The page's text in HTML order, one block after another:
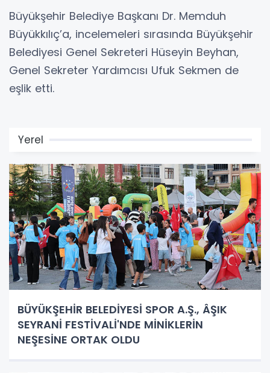
Büyükşehir Belediye Başkanı Dr. Memduh
Büyükkılıç’a, incelemeleri sırasında Büyükşehir
Belediyesi Genel Sekreteri Hüseyin Beyhan,
Genel Sekreter Yardımcısı Ufuk Sekmen de
eşlik etti.
Yerel
BÜYÜKŞEHİR BELEDİYESİ SPOR A.Ş., ÂŞIK
SEYRANİ FESTİVALİ'NDE MİNİKLERİN
NEŞESİNE ORTAK OLDU